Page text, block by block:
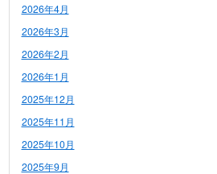
2026年4月
2026年3月
2026年2月
2026年1月
2025年12月
2025年11月
2025年10月
2025年9月